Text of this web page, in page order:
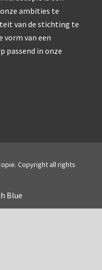
Wild
Zeiss
ambities te
van de stichting te
vorm van een
passend in onze
Copyright all rights
Blue